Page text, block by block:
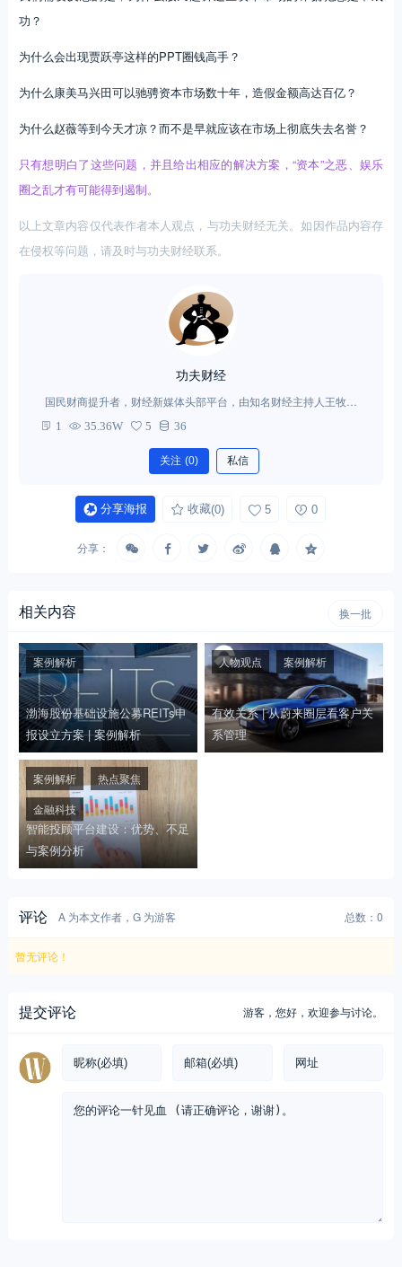
功？
为什么会出现贾跃亭这样的PPT圈钱高手？
为什么康美马兴田可以驰骋资本市场数十年，造假金额高达百亿？
为什么赵薇等到今天才凉？而不是早就应该在市场上彻底失去名誉？
只有想明白了这些问题，并且给出相应的解决方案，“资本”之恶、娱乐
圈之乱才有可能得到遏制。
以上文章内容仅代表作者本人观点，与功夫财经无关。如因作品内容存
在侵权等问题，请及时与功夫财经联系。
功夫财经
国民财商提升者，财经新媒体头部平台，由知名财经主持人王牧笛
创办。汇聚中国“极具圈层价值的财经学者天团”，通过音频、时评文
活。这里是财经江湖，这里有真功夫。
1 35.36W 5 36
关注 (0) 私信
分享海报 收藏(0) 5 0
分享：
相关内容 换一批
渤海股份基础设施公募REITs申
报设立方案 | 案例解析
案例解析
有效关系 | 从蔚来圈层看客户关
系管理
人物观点 案例解析
智能投顾平台建设：优势、不足
与案例分析
案例解析
热点聚焦
金融科技
评论 A 为本文作者，G 为游客 总数：0
暂无评论！
提交评论 游客，您好，欢迎参与讨论。